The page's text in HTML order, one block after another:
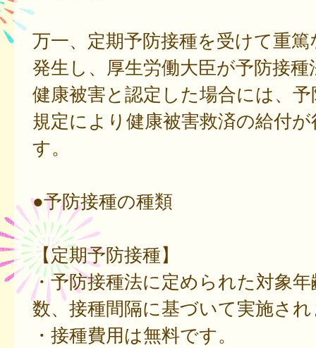
万一、定期予防接種を受けて重
発生し、厚生労働大臣が予防接
健康被害と認定した場合には、
規定により健康被害救済の給付
す。
●予防接種の種類
【定期予防接種】
・予防接種法に定められた対象
数、接種間隔に基づいて実施さ
・接種費用は無料です。